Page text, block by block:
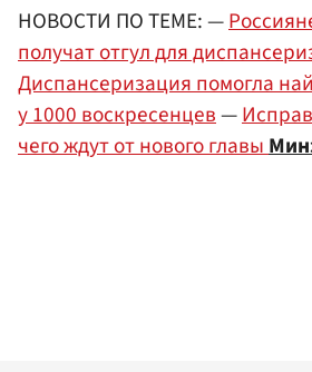
НОВОСТИ ПО ТЕМЕ: —
получат отгул для
Диспансеризация помогла
у 1000 воскресенцев—
чего ждут от нового главы